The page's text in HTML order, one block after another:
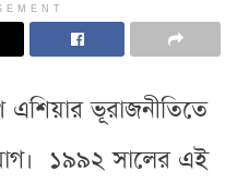
এশিয়ার ভূরাজনীতিতে
১৯৯২ সালের এই